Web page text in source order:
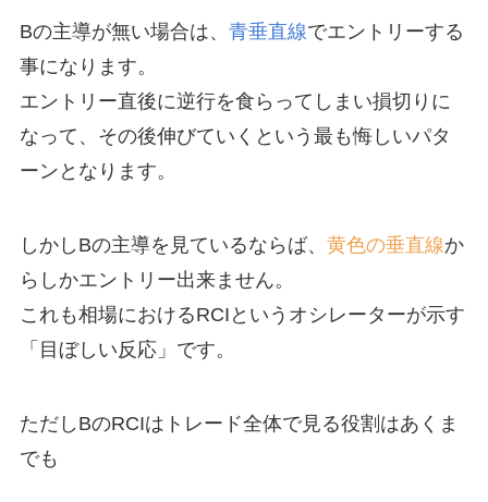
Bの主導が無い場合は、 青垂直線でエントリーする
事になります。
エントリー直後に逆行を食らってしまい損切りに
なって、その後伸びていくという最も悔しいパタ
ーンとなります。
しかしBの主導を見ているならば、 黄色の垂直線か
らしかエントリー出来ません。
これも相場におけるRCIというオシレーターが示す
「目ぼしい反応」です。
ただしBのRCIはトレード全体で見る役割はあくま
でも